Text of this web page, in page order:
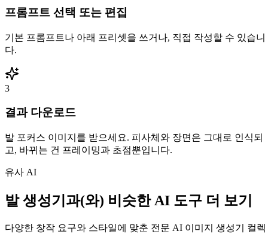
프롬프트 선택 또는 편집
기본 프롬프트나 아래 프리셋을 쓰거나, 직접 작성할 수 있습니
다.
3
결과 다운로드
발 포커스 이미지를 받으세요. 피사체와 장면은 그대로 인식되
고, 바뀌는 건 프레이밍과 초점뿐입니다.
유사 AI
발 생성기과(와) 비슷한 AI 도구 더 보기
다양한 창작 요구와 스타일에 맞춘 전문 AI 이미지 생성기 컬렉